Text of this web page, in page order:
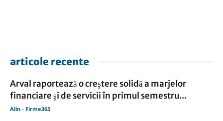
articole recente
Arval raportează o creştere solidă a marjelor
financiare şi de servicii în primul semestru...
Alin - Firme365